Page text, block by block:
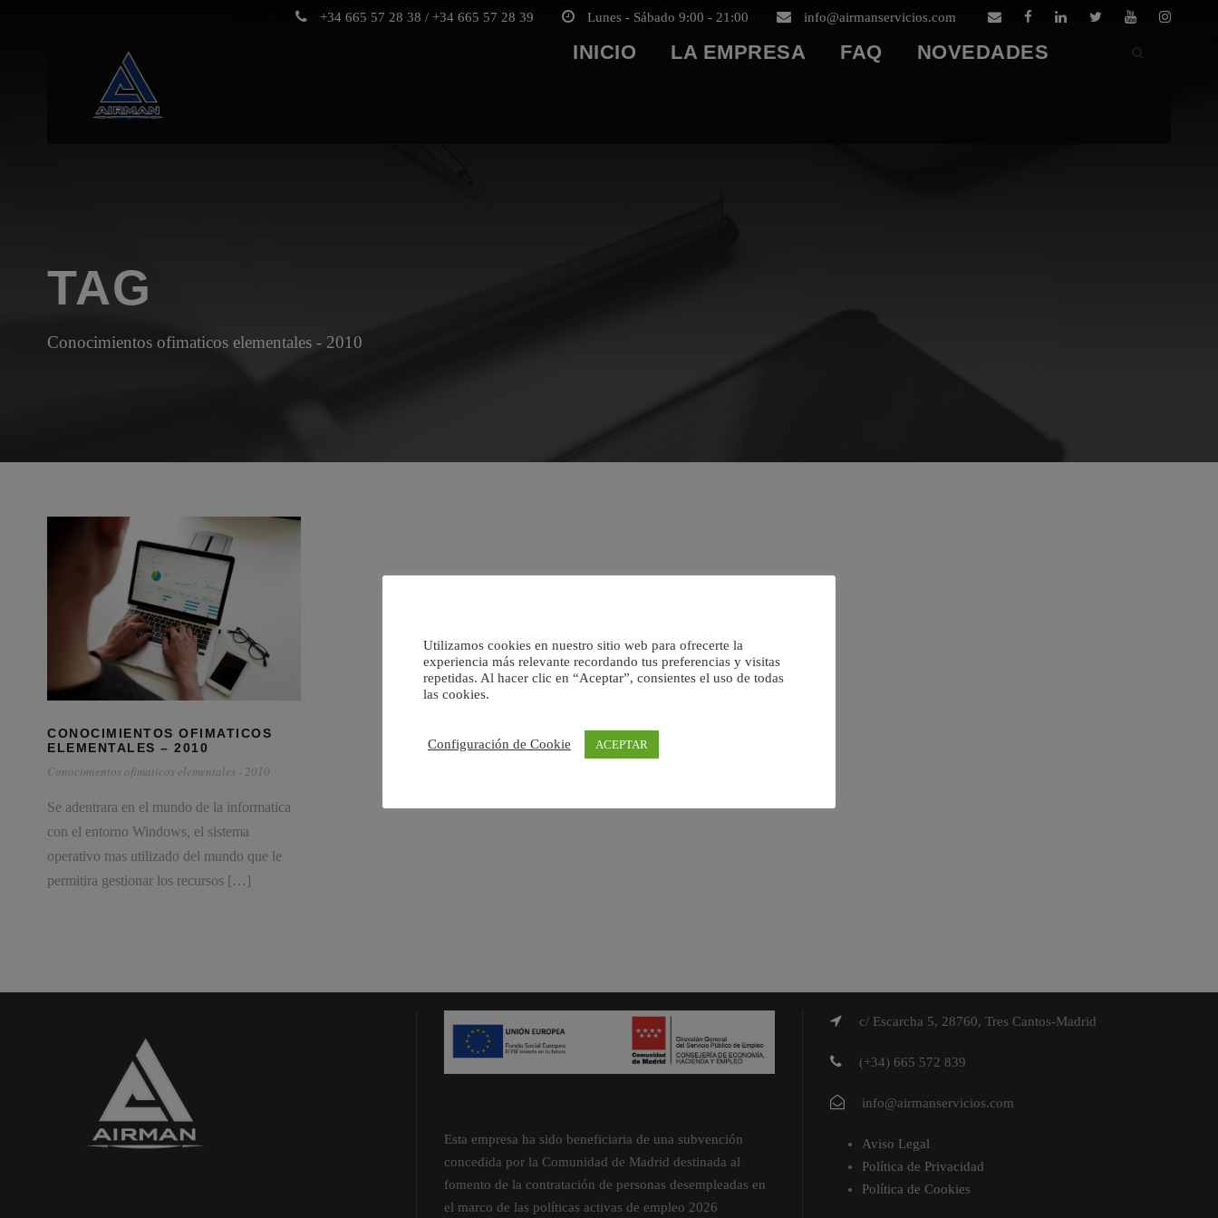
+34 665 57 28 38 / +34 665 57 28 39 Lunes - Sábado 9:00 - 21:00 info@airmanservicios.com
INICIO LA EMPRESA FAQ NOVEDADES
TAG
Conocimientos ofimaticos elementales - 2010
CONOCIMIENTOS OFIMATICOS
ELEMENTALES – 2010
Conocimientos ofimaticos elementales - 2010
Se adentrara en el mundo de la informatica
con el entorno Windows, el sistema
operativo mas utilizado del mundo que le
permitira gestionar los recursos […]
Esta empresa ha sido beneficiaria de una subvención
concedida por la Comunidad de Madrid destinada al
fomento de la contratación de personas desempleadas en
el marco de las políticas activas de empleo 2026
c/ Escarcha 5, 28760, Tres Cantos-Madrid
(+34) 665 572 839
info@airmanservicios.com
Aviso Legal
Política de Privacidad
Política de Cookies
Utilizamos cookies en nuestro sitio web para ofrecerte la
experiencia más relevante recordando tus preferencias y visitas
repetidas. Al hacer clic en “Aceptar”, consientes el uso de todas
las cookies.
Configuración de Cookie ACEPTAR